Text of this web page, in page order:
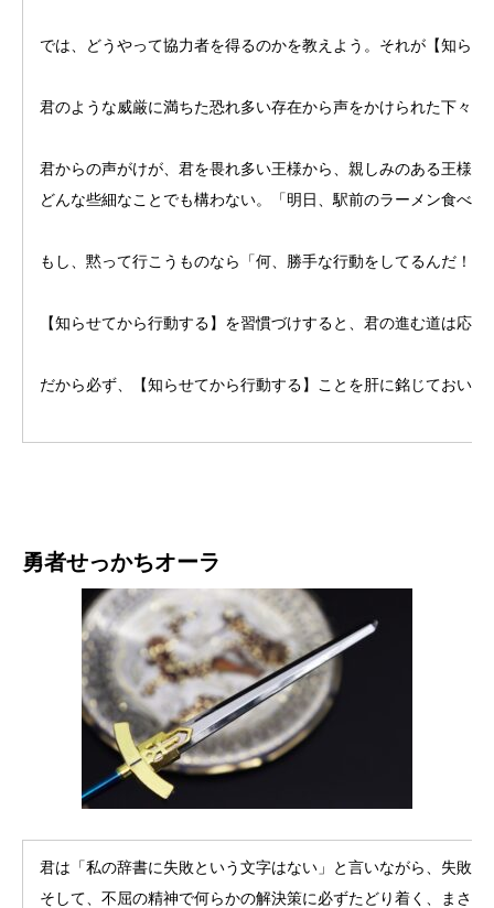
では、どうやって協力者を得るのかを教えよう。それが【知ら
君のような威厳に満ちた恐れ多い存在から声をかけられた下々
君からの声がけが、君を畏れ多い王様から、親しみのある王様へ
どんな些細なことでも構わない。「明日、駅前のラーメン食べ
もし、黙って行こうものなら「何、勝手な行動をしてるんだ！
【知らせてから行動する】を習慣づけすると、君の進む道は応
だから必ず、【知らせてから行動する】ことを肝に銘じておいて
勇者せっかちオーラ
君は「私の辞書に失敗という文字はない」と言いながら、失敗
そして、不屈の精神で何らかの解決策に必ずたどり着く、まさ